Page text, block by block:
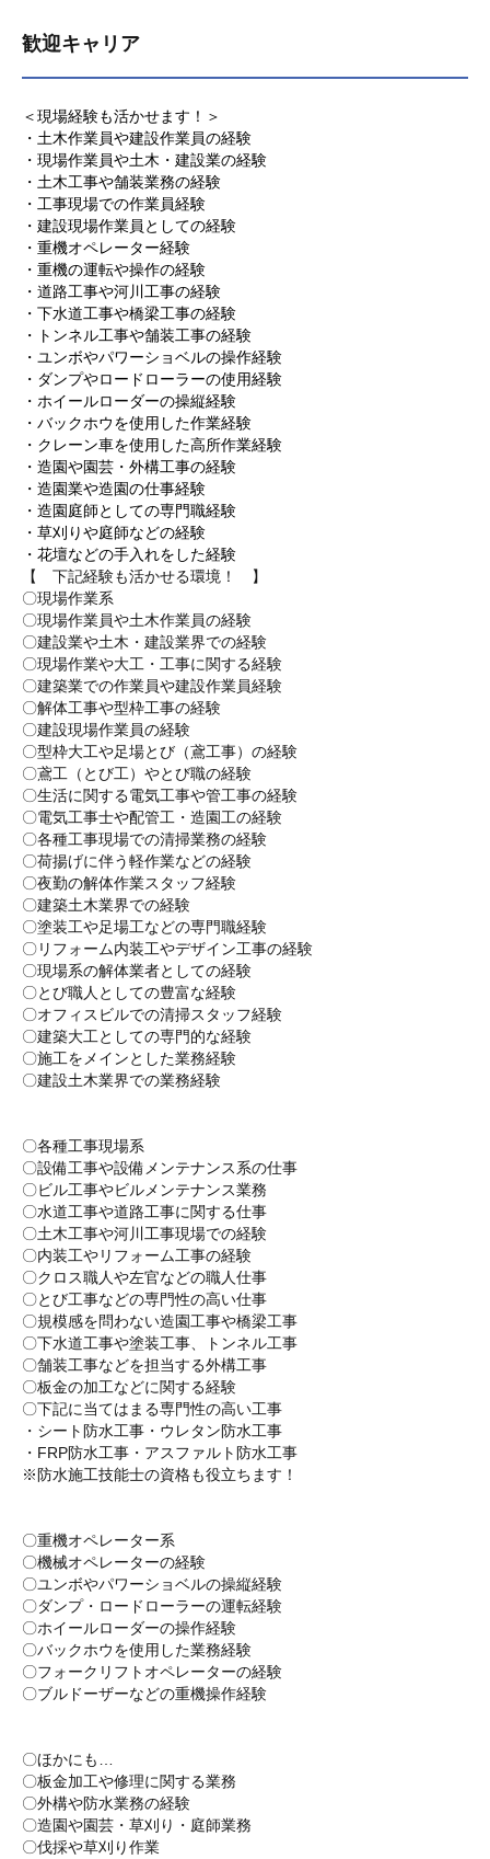
歓迎キャリア
＜現場経験も活かせます！＞
・土木作業員や建設作業員の経験
・現場作業員や土木・建設業の経験
・土木工事や舗装業務の経験
・工事現場での作業員経験
・建設現場作業員としての経験
・重機オペレーター経験
・重機の運転や操作の経験
・道路工事や河川工事の経験
・下水道工事や橋梁工事の経験
・トンネル工事や舗装工事の経験
・ユンボやパワーショベルの操作経験
・ダンプやロードローラーの使用経験
・ホイールローダーの操縦経験
・バックホウを使用した作業経験
・クレーン車を使用した高所作業経験
・造園や園芸・外構工事の経験
・造園業や造園の仕事経験
・造園庭師としての専門職経験
・草刈りや庭師などの経験
・花壇などの手入れをした経験
【 下記経験も活かせる環境！ 】
〇現場作業系
〇現場作業員や土木作業員の経験
〇建設業や土木・建設業界での経験
〇現場作業や大工・工事に関する経験
〇建築業での作業員や建設作業員経験
〇解体工事や型枠工事の経験
〇建設現場作業員の経験
〇型枠大工や足場とび（鳶工事）の経験
〇鳶工（とび工）やとび職の経験
〇生活に関する電気工事や管工事の経験
〇電気工事士や配管工・造園工の経験
〇各種工事現場での清掃業務の経験
〇荷揚げに伴う軽作業などの経験
〇夜勤の解体作業スタッフ経験
〇建築土木業界での経験
〇塗装工や足場工などの専門職経験
〇リフォーム内装工やデザイン工事の経験
〇現場系の解体業者としての経験
〇とび職人としての豊富な経験
〇オフィスビルでの清掃スタッフ経験
〇建築大工としての専門的な経験
〇施工をメインとした業務経験
〇建設土木業界での業務経験
〇各種工事現場系
〇設備工事や設備メンテナンス系の仕事
〇ビル工事やビルメンテナンス業務
〇水道工事や道路工事に関する仕事
〇土木工事や河川工事現場での経験
〇内装工やリフォーム工事の経験
〇クロス職人や左官などの職人仕事
〇とび工事などの専門性の高い仕事
〇規模感を問わない造園工事や橋梁工事
〇下水道工事や塗装工事、トンネル工事
〇舗装工事などを担当する外構工事
〇板金の加工などに関する経験
〇下記に当てはまる専門性の高い工事
・シート防水工事・ウレタン防水工事
・FRP防水工事・アスファルト防水工事
※防水施工技能士の資格も役立ちます！
〇重機オペレーター系
〇機械オペレーターの経験
〇ユンボやパワーショベルの操縦経験
〇ダンプ・ロードローラーの運転経験
〇ホイールローダーの操作経験
〇バックホウを使用した業務経験
〇フォークリフトオペレーターの経験
〇ブルドーザーなどの重機操作経験
〇ほかにも…
〇板金加工や修理に関する業務
〇外構や防水業務の経験
〇造園や園芸・草刈り・庭師業務
〇伐採や草刈り作業